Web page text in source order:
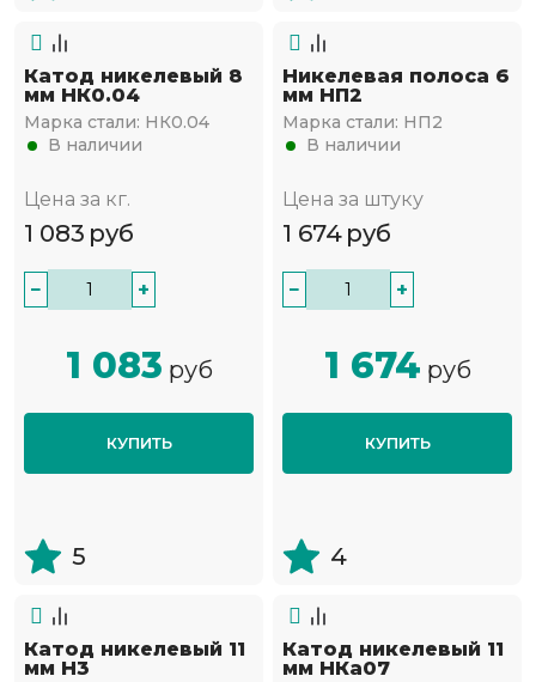
Катод никелевый 8
мм НК0.04
Марка стали: НК0.04
В наличии
Цена за кг.
1 083 руб
− +
1 083 руб
КУПИТЬ
5
Никелевая полоса 6
мм НП2
Марка стали: НП2
В наличии
Цена за штуку
1 674 руб
− +
1 674 руб
КУПИТЬ
4
Катод никелевый 11
мм Н3
Катод никелевый 11
мм НКа07